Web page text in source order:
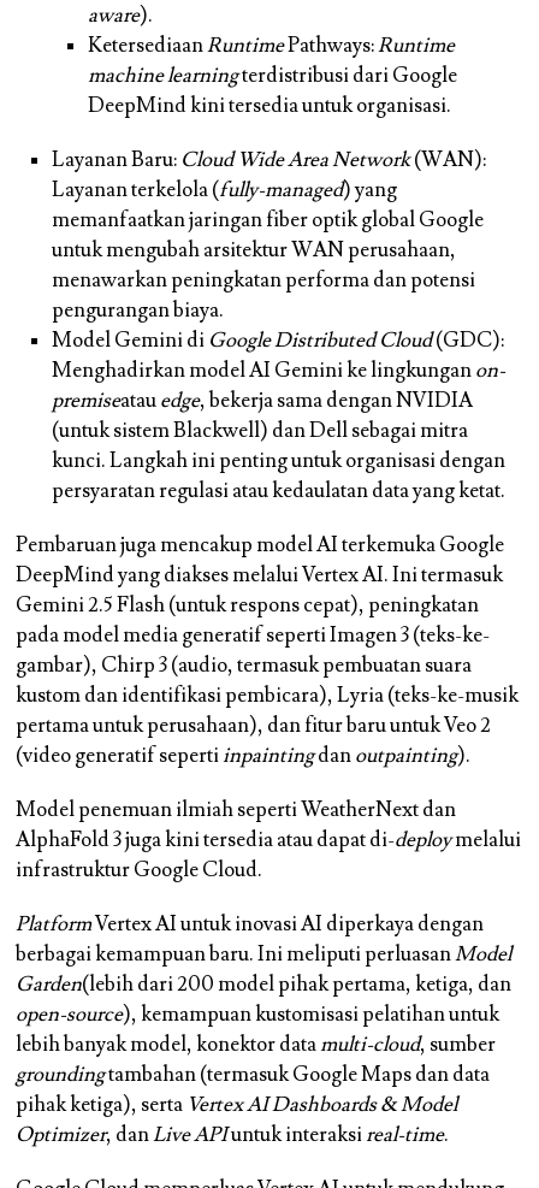
aware).
KetersediaanRuntimePathways:Runtime
machine learningterdistribusi dari Google
DeepMind kini tersedia untuk organisasi.
Layanan Baru: Cloud Wide Area Network(WAN):
Layanan terkelola (fully-managed) yang
memanfaatkan jaringan fiber optik global Google
untuk mengubah arsitektur WAN perusahaan,
menawarkan peningkatan performa dan potensi
pengurangan biaya.
Model Gemini di Google Distributed Cloud(GDC):
Menghadirkan model AI Gemini ke lingkunganon-
premiseatauedge, bekerja sama dengan NVIDIA
(untuk sistem Blackwell) dan Dell sebagai mitra
kunci. Langkah ini penting untuk organisasi dengan
persyaratan regulasi atau kedaulatan data yang ketat.
Pembaruan juga mencakup model AI terkemuka Google
DeepMind yang diakses melalui Vertex AI. Ini termasuk
Gemini 2.5 Flash (untuk respons cepat), peningkatan
pada model media generatif seperti Imagen 3 (teks-ke-
gambar), Chirp 3 (audio, termasuk pembuatan suara
kustom dan identifikasi pembicara), Lyria (teks-ke-musik
pertama untuk perusahaan), dan fitur baru untuk Veo 2
(video generatif sepertiinpaintingdanoutpainting).
Model penemuan ilmiah seperti WeatherNext dan
AlphaFold 3 juga kini tersedia atau dapat di-deploymelalui
infrastruktur Google Cloud.
PlatformVertex AI untuk inovasi AI diperkaya dengan
berbagai kemampuan baru. Ini meliputi perluasanModel
Garden(lebih dari 200 model pihak pertama, ketiga, dan
open-source), kemampuan kustomisasi pelatihan untuk
lebih banyak model, konektor datamulti-cloud, sumber
groundingtambahan (termasuk Google Maps dan data
pihak ketiga), serta Vertex AI Dashboards & Model
Optimizer, danLive APIuntuk interaksireal-time.